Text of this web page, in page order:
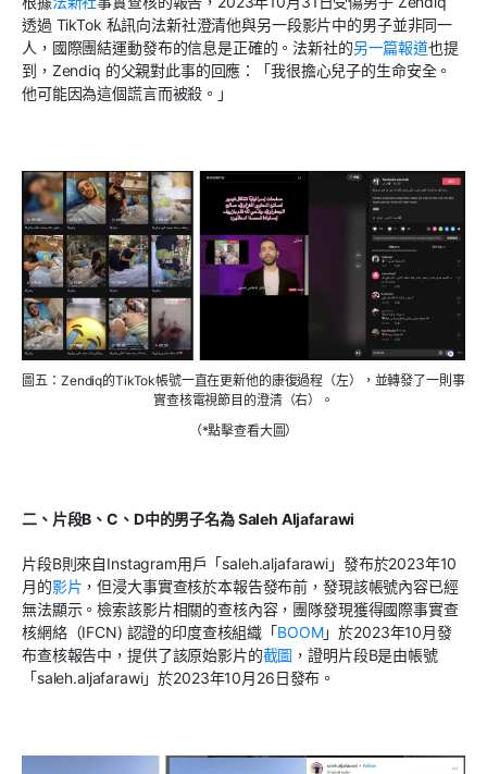
透過 TikTok 私訊向法新社澄清他與另一段影片中的男子並非同一
人，國際團結運動發布的信息是正確的。法新社的另一篇報道也提
到， Zendiq 的父親對此事的回應：「我很擔心兒子的生命安全。
他可能因為這個謊言而被殺。」
圖五：Zendiq的TikTok帳號一直在更新他的康復過程（左），並轉發了一則事
實查核電視節目的澄清（右）。
（*點擊查看大圖）
二、片段B 、C 、 D中的男子名為Saleh Aljafarawi
片段B則來自Instagram用戶「 saleh.aljafarawi」發布於2023年10
月的影片 ，但浸大事實查核於本報告發布前，發現該帳號內容已經
無法顯示。檢索該影片相關的查核內容，團隊發現獲得國際事實查
核網絡（IFCN) 認證的印度查核組織「 BOOM」於2023年10月發
布查核報告中，提供了該原始影片的截圖 ，證明片段B是由帳號
「 saleh.aljafarawi」於2023年10月 26 日發布。